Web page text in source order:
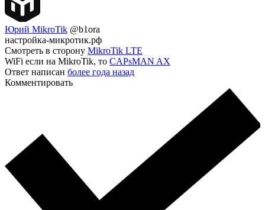
Юрий MikroTik @b1ora
настройка-микротик.рф
Смотреть в сторону MikroTik LTE
WiFi если на MikroTik, то CAPsMAN AX
Ответ написан более года назад
Комментировать